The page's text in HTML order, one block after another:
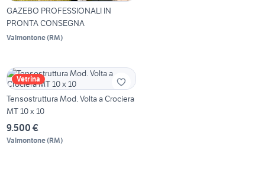
GAZEBO PROFESSIONALI IN
PRONTA CONSEGNA
Valmontone(RM)
Vetrina
Tensostruttura Mod. Volta a Crociera
MT 10 x 10
9.500 €
Valmontone(RM)